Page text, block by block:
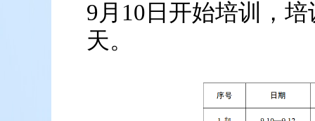
9月10日开始培训，
天。